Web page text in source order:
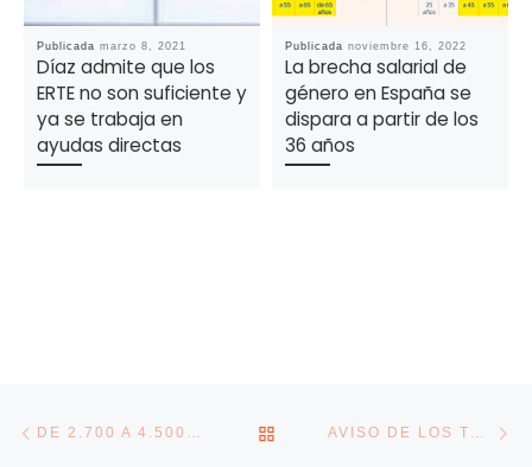
Publicada marzo 8, 2021
Díaz admite que los
ERTE no son suficiente y
ya se trabaja en
ayudas directas
Publicada noviembre 16, 2022
La brecha salarial de
género en España se
dispara a partir de los
36 años
VOLVER A LA LISTA DE